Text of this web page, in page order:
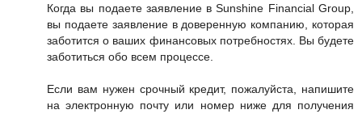
Когда вы подаете заявление в Sunshine Financial Group,
вы подаете заявление в доверенную компанию, которая
заботится о ваших финансовых потребностях. Вы будете
заботиться обо всем процессе.
Если вам нужен срочный кредит, пожалуйста, напишите
на электронную почту или номер ниже для получения